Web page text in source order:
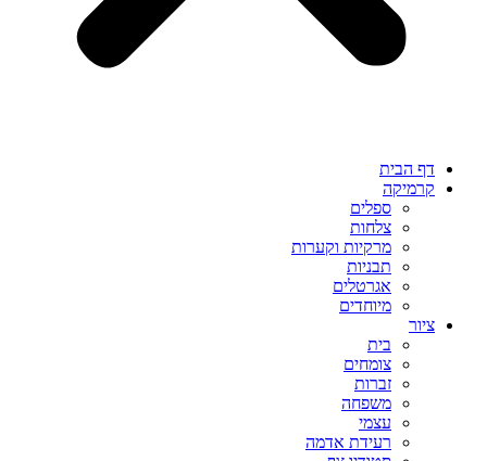
דף הבית
קרמיקה
ספלים
צלחות
מרקיות וקערות
תבניות
אגרטלים
מיוחדים
ציור
בית
צומחים
זברות
משפחה
עצמי
רעידת אדמה